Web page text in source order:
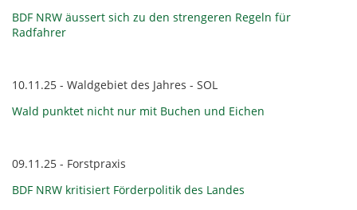
BDF NRW äussert sich zu den strengeren Regeln für
Radfahrer
10.11.25 - Waldgebiet des Jahres - SOL
Wald punktet nicht nur mit Buchen und Eichen
09.11.25 - Forstpraxis
BDF NRW kritisiert Förderpolitik des Landes